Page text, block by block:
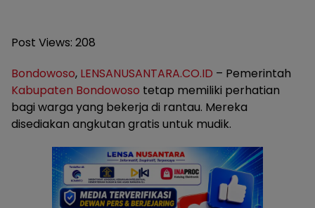
Post Views: 208
Bondowoso, LENSANUSANTARA.CO.ID – Pemerintah
Kabupaten Bondowoso tetap memiliki perhatian
bagi warga yang bekerja di rantau. Mereka
disediakan angkutan gratis untuk mudik.